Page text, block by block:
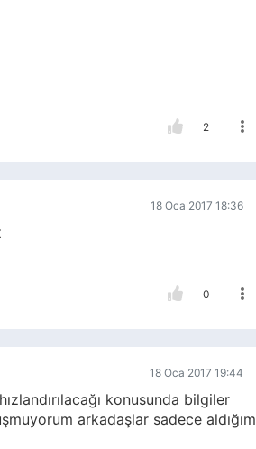
2
18 Oca 2017 18:36
0
18 Oca 2017 19:44
konusunda bilgiler
arkadaşlar sadece aldığım